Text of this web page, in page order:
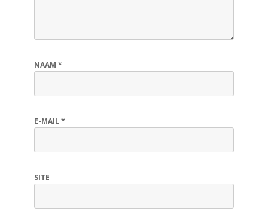
NAAM *
E-MAIL*
SITE